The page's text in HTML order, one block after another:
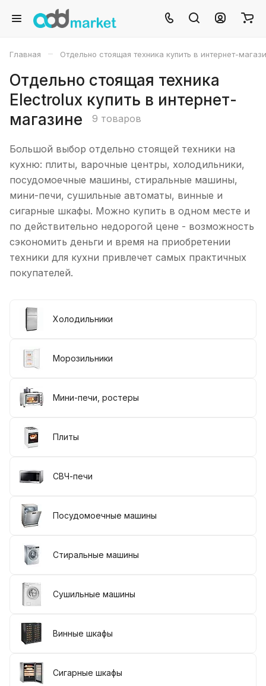
Главная – Отдельно стоящая техника купить в интернет-
Отдельно стоящая техника
Electrolux купить в интернет-
магазине
9 товаров
Большой выбор отдельно стоящей техники на
кухню: плиты, варочные центры, холодильники,
посудомоечные машины, стиральные машины,
мини-печи, сушильные автоматы, винные и
сигарные шкафы. Можно купить в одном месте и
по действительно недорогой цене - возможность
сэкономить деньги и время на приобретении
техники для кухни привлечет самых практичных
покупателей.
Холодильники
Морозильники
Мини-печи, ростеры
Плиты
СВЧ-печи
Посудомоечные машины
Стиральные машины
Сушильные машины
Винные шкафы
Сигарные шкафы